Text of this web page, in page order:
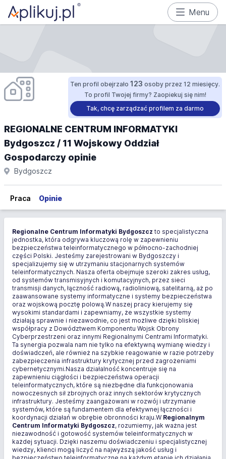
Menu
Ten profil obejrzało 123 osoby przez 12 miesięcy.
To profil Twojej firmy? Zaopiekuj się nim!
Tak, chcę zarządzać profilem za darmo
REGIONALNE CENTRUM INFORMATYKI
Bydgoszcz / 11 Wojskowy Oddział
Gospodarczy opinie
Bydgoszcz
Praca Opinie
Regionalne Centrum Informatyki Bydgoszcz to specjalistyczna
jednostka, która odgrywa kluczową rolę w zapewnieniu
bezpieczeństwa teleinformatycznego w północno-zachodniej
części Polski. Jesteśmy zarejestrowani w Bydgoszczy i
specjalizujemy się w utrzymaniu stacjonarnych systemów
teleinformatycznych. Nasza oferta obejmuje szeroki zakres usług,
od systemów transmisyjnych i komutacyjnych, przez sieci
transmisji danych, łączność radiową, radioliniową, satelitarną, aż po
zaawansowane systemy informatyczne i systemy bezpieczeństwa
oraz wojskową pocztę polową.W naszej pracy kierujemy się
wysokimi standardami i zapewniamy, że wszystkie systemy
działają sprawnie i niezawodnie, co jest możliwe dzięki bliskiej
współpracy z Dowództwem Komponentu Wojsk Obrony
Cyberprzestrzeni oraz innymi Regionalnymi Centrami Informatyki.
Ta synergia pozwala nam nie tylko na efektywną wymianę wiedzy i
doświadczeń, ale również na szybkie reagowanie w razie potrzeby
zabezpieczenia infrastruktury krytycznej przed zagrożeniami
cybernetycznymi.Nasza działalność koncentruje się na
zapewnieniu ciągłości i bezpieczeństwa operacji
teleinformatycznych, które są niezbędne dla funkcjonowania
nowoczesnych sił zbrojnych oraz innych sektorów krytycznych
infrastruktury. Jesteśmy zaangażowani w rozwój i utrzymanie
systemów, które są fundamentem dla efektywnej łączności i
koordynacji działań w obrębie obronności kraju.W Regionalnym
Centrum Informatyki Bydgoszcz, rozumiemy, jak ważna jest
niezawodność i gotowość systemów teleinformatycznych w
każdej sytuacji. Dzięki naszemu doświadczeniu i specjalistycznej
wiedzy, klienci mogą liczyć na najwyższą jakość usług i